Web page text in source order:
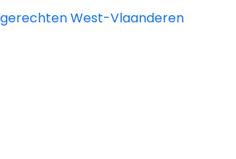
West-Vlaanderen